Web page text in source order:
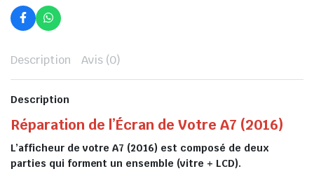
Description Avis (0)
Description
Réparation de l’Écran de Votre A7 (2016)
L’afficheur de votre A7 (2016) est composé de deux
parties qui forment un ensemble (vitre + LCD).